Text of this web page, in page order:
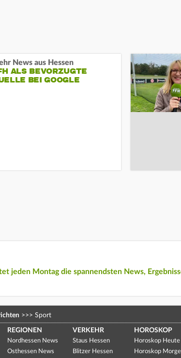
News aus Hessen
ALS BEVORZUGTE
BEI GOOGLE
jeden Montag die spannendsten News,
>>> Sport
REGIONEN
Nordhessen News
Osthessen News
VERKEHR
Staus Hessen
Blitzer Hessen
HOROSKOP
Horoskop Heute
Horoskop